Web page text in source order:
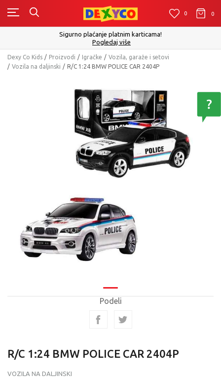
0 0
Sigurno plaćanje platnim karticama!
Pogledaj više
Dexy Co Kids Proizvodi Igračke
Vozila, garaže i setovi
Vozila na daljinski
R/C 1:24 BMW POLICE CAR 2404P
Podeli
R/C 1:24 BMW POLICE CAR 2404P
VOZILA NA DALJINSKI